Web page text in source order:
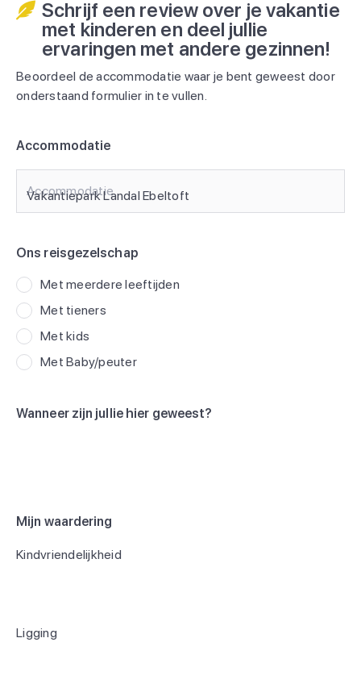
Schrijf een review over je vakantie
met kinderen en deel jullie
ervaringen met andere gezinnen!
Beoordeel de accommodatie waar je bent geweest door
onderstaand formulier in te vullen.
Accommodatie
Accommodatie
Ons reisgezelschap
Met meerdere leeftijden
Met tieners
Met kids
Met Baby/peuter
Wanneer zijn jullie hier geweest?
Mijn waardering
Kindvriendelijkheid
Ligging